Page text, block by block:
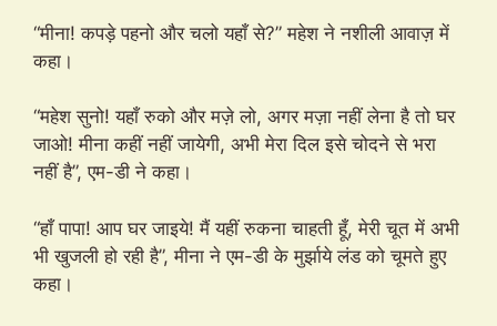
“मीना! कपड़े पहनो और चलो यहाँ से?” महेश ने नशीली आवाज़ में
कहा।
“महेश सुनो! यहाँ रुको और मज़े लो, अगर मज़ा नहीं लेना है तो घर
जाओ! मीना कहीं नहीं जायेगी, अभी मेरा दिल इसे चोदने से भरा
नहीं है”, एम-डी ने कहा।
“हाँ पापा! आप घर जाइये! मैं यहीं रुकना चाहती हूँ, मेरी चूत में अभी
भी खुजली हो रही है”, मीना ने एम-डी के मुर्झाये लंड को चूमते हुए
कहा।